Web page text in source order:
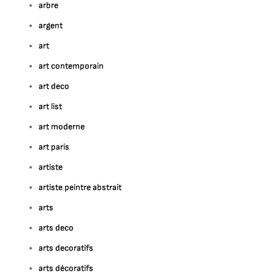
arbre
argent
art
art contemporain
art deco
art list
art moderne
art paris
artiste
artiste peintre abstrait
arts
arts deco
arts decoratifs
arts décoratifs